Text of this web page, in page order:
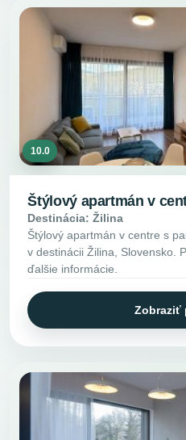
10.0
Štýlový apartmán v
Destinácia: Žilina
Štýlový apartmán v centre s
v destinácii Žilina, Slovensko.
ďalšie informácie.
Zobraziť